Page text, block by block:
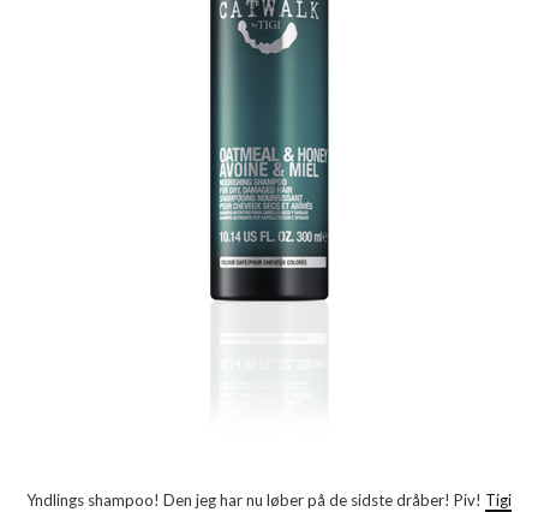
Yndlings shampoo! Den jeg har nu løber på de sidste dråber! Piv! Tigi